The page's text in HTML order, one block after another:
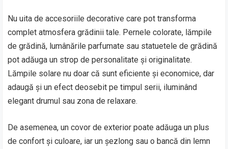
Nu uita de accesoriile decorative care pot transforma
complet atmosfera grădinii tale. Pernele colorate, lămpile
de grădină, lumânările parfumate sau statuetele de grădină
pot adăuga un strop de personalitate și originalitate.
Lămpile solare nu doar că sunt eficiente și economice, dar
adaugă și un efect deosebit pe timpul serii, iluminând
elegant drumul sau zona de relaxare.
De asemenea, un covor de exterior poate adăuga un plus
de confort și culoare, iar un șezlong sau o bancă din lemn